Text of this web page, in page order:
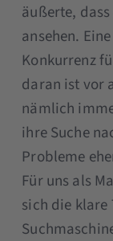
äußerte,
ansehen.
Konkurrenz
daran ist vor
nämlich
ihre Suche
Probleme
Für uns als
sich die klare